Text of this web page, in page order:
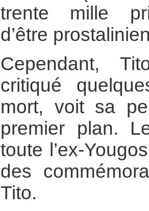
trente mille
d’être
Cependant,
critiqué
mort, voit sa
premier plan.
toute l’ex-
des
Tito.